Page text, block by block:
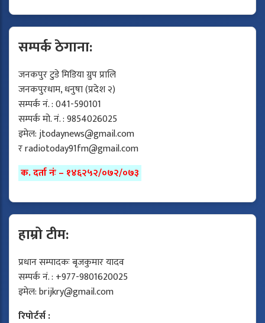
सम्पर्क ठेगाना:
जनकपुर टुडे मिडिया ग्रुप प्रालि
जनकपुरधाम, धनुषा (प्रदेश २)
सम्पर्क नं. : 041-590101
सम्पर्क मो. नं. : 9854026025
इमेल:jtodaynews@gmail.com
रradiotoday91fm@gmail.com
क. दर्ता नंः – १४६२५२/०७२/०७३
हाम्रो टीम:
प्रधान सम्पादकः बृजकुमार यादव
सम्पर्क नं. : +977-9801620025
इमेल:brijkry@gmail.com
रिपोर्टर्स :